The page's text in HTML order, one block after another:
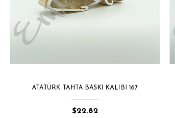
ATATÜRK TAHTA BASKI KALIBI 167
$22.82